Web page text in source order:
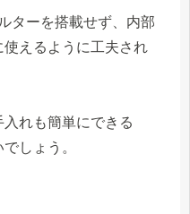
ターを搭載せず、内部
えるように工夫され
れも簡単にできる
しょう。